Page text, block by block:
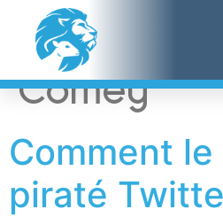
Étiquette :
Comey
Comment le
piraté